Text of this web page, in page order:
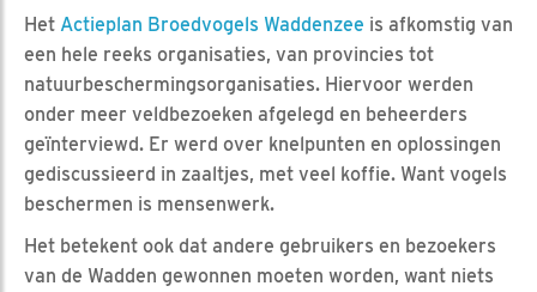
Het Actieplan Broedvogels Waddenzee is afkomstig van
een hele reeks organisaties, van provincies tot
natuurbeschermingsorganisaties. Hiervoor werden
onder meer veldbezoeken afgelegd en beheerders
geïnterviewd. Er werd over knelpunten en oplossingen
gediscussieerd in zaaltjes, met veel koffie. Want vogels
beschermen is mensenwerk.
Het betekent ook dat andere gebruikers en bezoekers
van de Wadden gewonnen moeten worden, want niets